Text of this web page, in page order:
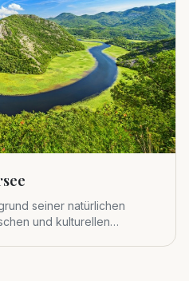
seiner natürlichen
und kulturellen